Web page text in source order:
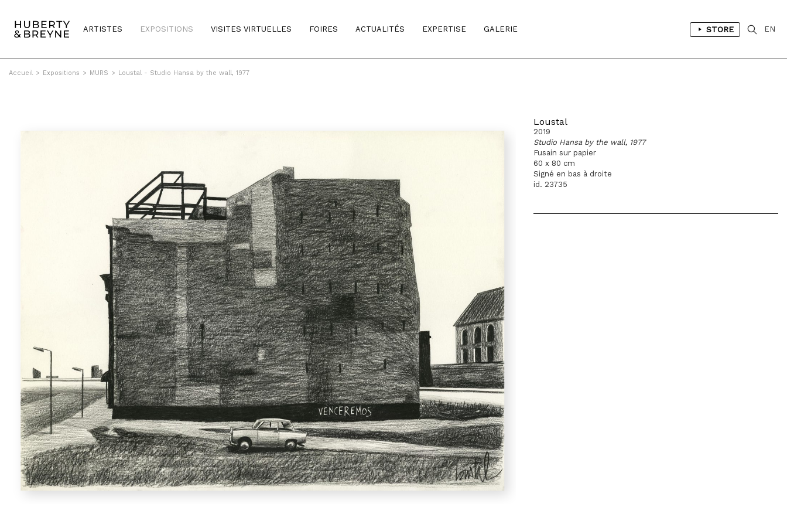
ARTISTES EXPOSITIONS VISITES VIRTUELLES FOIRES ACTUALITÉS EXPERTISE GALERIE STORE EN
Accueil > Expositions > MURS > Loustal - Studio Hansa by the wall, 1977
Loustal
2019
Studio Hansa by the wall, 1977
Fusain sur papier
60 x 80 cm
Signé en bas à droite
id. 23735